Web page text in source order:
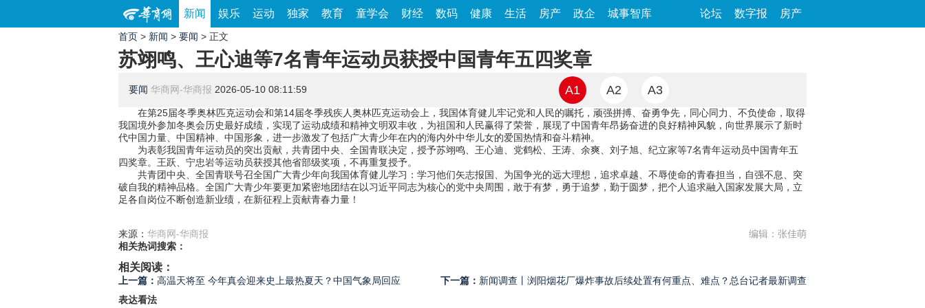
新闻 娱乐 运动 独家 教育 童学会 财经 数码 健康 生活 房产 政企 城事智库 论坛 数字报 房产
首页 > 新闻 > 要闻 > 正文
苏翊鸣、王心迪等7名青年运动员获授中国青年五四奖章
要闻 华商网-华商报 2026-05-10 08:11:59 A1 A2 A3
在第25届冬季奥林匹克运动会和第14届冬季残疾人奥林匹克运动会上，我国体育健儿牢记党和人民的嘱托，顽强拼搏、奋勇争先，同心同力、不负使命，取得
我国境外参加冬奥会历史最好成绩，实现了运动成绩和精神文明双丰收，为祖国和人民赢得了荣誉，展现了中国青年昂扬奋进的良好精神风貌，向世界展示了新时
代中国力量、中国精神、中国形象，进一步激发了包括广大青少年在内的海内外中华儿女的爱国热情和奋斗精神。
为表彰我国青年运动员的突出贡献，共青团中央、全国青联决定，授予苏翊鸣、王心迪、党鹤松、王涛、余爽、刘子旭、纪立家等7名青年运动员中国青年五
四奖章。王跃、宁忠岩等运动员获授其他省部级奖项，不再重复授予。
共青团中央、全国青联号召全国广大青少年向我国体育健儿学习：学习他们矢志报国、为国争光的远大理想，追求卓越、不辱使命的青春担当，自强不息、突
破自我的精神品格。全国广大青少年要更加紧密地团结在以习近平同志为核心的党中央周围，敢于有梦，勇于追梦，勤于圆梦，把个人追求融入国家发展大局，立
足各自岗位不断创造新业绩，在新征程上贡献青春力量！
来源： 华商网-华商报
编辑：张佳萌
相关热词搜索：
相关阅读：
上一篇： 高温天将至 今年真会迎来史上最热夏天？中国气象局回应 下一篇： 新闻调查丨浏阳烟花厂爆炸事故后续处置有何重点、难点？总台记者最新调查
表达看法